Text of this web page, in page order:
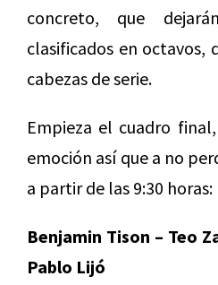
concreto, que
clasificados en octavos,
cabezas de serie.
Empieza el cuadro
emoción así que a no
a partir de las 9:30 horas:
Benjamin Tison – Teo
Pablo Lijó